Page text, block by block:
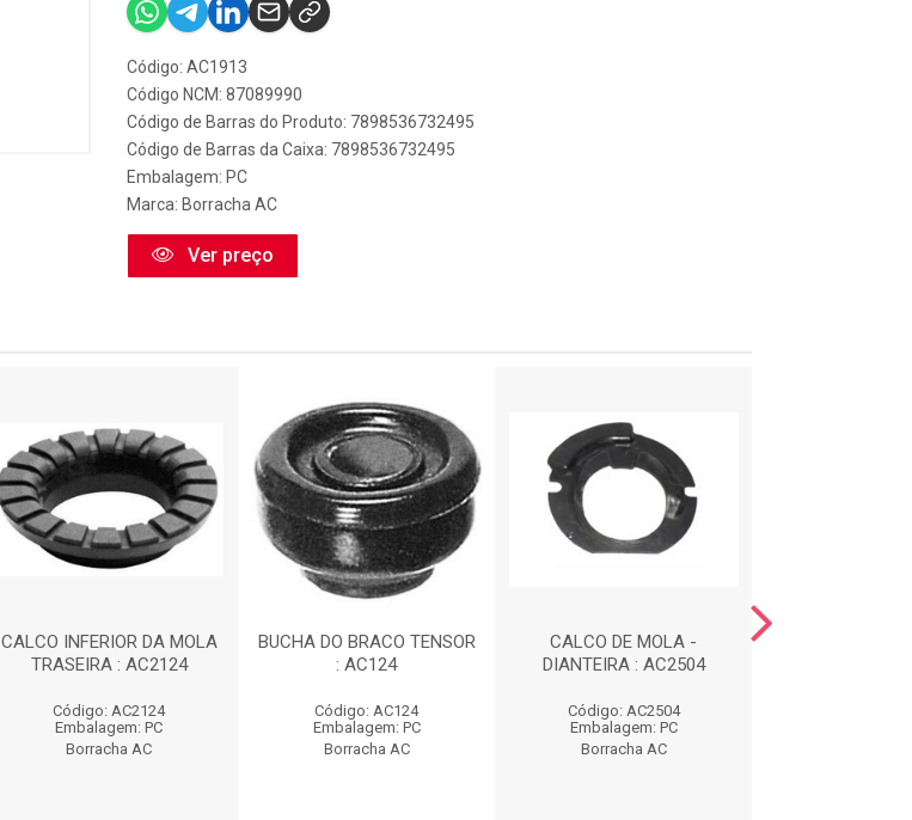
Código: AC1913
Código NCM: 87089990
Código de Barras do Produto: 7898536732495
Código de Barras da Caixa: 7898536732495
Embalagem: PC
Marca: Borracha AC
Ver preço
CALCO INFERIOR DA MOLA
TRASEIRA : AC2124
Código: AC2124
Embalagem: PC
Borracha AC
BUCHA DO BRACO TENSOR
: AC124
Código: AC124
Embalagem: PC
Borracha AC
CALCO DE MOLA -
DIANTEIRA : AC2504
Código: AC2504
Embalagem: PC
Borracha AC